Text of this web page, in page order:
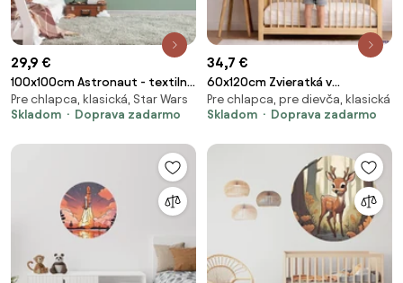
29,9 €
100x100cm Astronaut - textilná
nálepka na stenu Veľkosť: 60
cm
Pre chlapca, klasická, Star Wars
Skladom
Doprava zadarmo
34,7 €
60x120cm Zvieratká v
papierových lietadielkach -
textilná nálepka na stenu
Pre chlapca, pre dievča, klasická
Skladom
Doprava zadarmo